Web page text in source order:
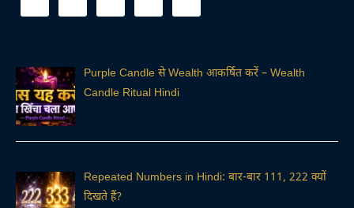
Purple Candle से Wealth आकर्षित करें – Wealth
Candle Ritual Hindi
Repeated Numbers in Hindi: बार-बार 111, 222 क्यों
दिखते हैं?